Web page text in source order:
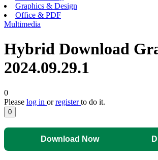
Graphics & Design
Office & PDF
Multimedia
Hybrid Download
2024.09.29.1
0
Please log in orregisterto do it.
0
Download Now